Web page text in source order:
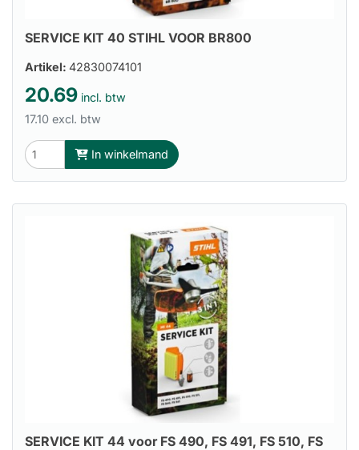
SERVICE KIT 40 STIHL VOOR BR800
Artikel: 42830074101
20.69 incl. btw
17.10 excl. btw
In winkelmand
SERVICE KIT 44 voor FS 490, FS 491, FS 510, FS